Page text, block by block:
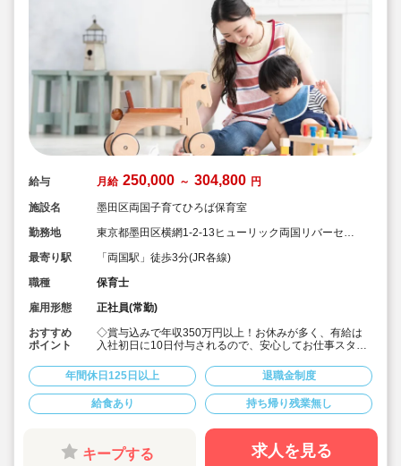
給与 月給 250,000 ～ 304,800 円
施設名
墨田区両国子育てひろば保育室
勤務地
東京都墨田区横網1-2-13ヒューリック両国リバーセン
最寄り駅
「両国駅」徒歩3分(JR各線)
職種
保育士
雇用形態
正社員(常勤)
おすすめ
ポイント
◇賞与込みで年収350万円以上！お休みが多く、有給は
入社初日に10日付与されるので、安心してお仕事スター
◇「定期利用預かり」と「一時預かり」のサービスを併
設した、定員33名程度の子育てひろばです。
◇「両国駅」徒歩3分の駅チカ！
◇月給250,000円＋経験加算☆
務前後の着替えの時間にも残業代がつきます♪
◇宿舎借り上げ制度あり◎引っ越し代補助付き(上限5万
円)
年間休日125日以上 退職金制度
給食あり 持ち帰り残業無し
キープする 求人を見る